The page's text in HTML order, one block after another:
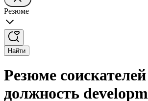
Резюме
Найти
Резюме
должность